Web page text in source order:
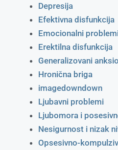
Depresija
Efektivna disfunkcija
Emocionalni
Erektilna disfunkcija
Generalizovani
Hronična briga
imagedowndown
Ljubavni problemi
Ljubomora i
Nesigurnost i nizak
Opsesivno-